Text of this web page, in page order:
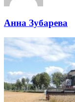
Анна Зубарева